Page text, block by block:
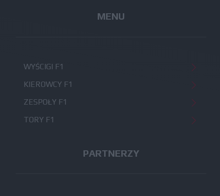
MENU
WYŚCIGI F1
KIEROWCY F1
ZESPOŁY F1
TORY F1
PARTNERZY